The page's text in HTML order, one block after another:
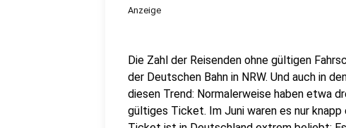
Anzeige
Die Zahl der Reisenden ohne gültigen
der Deutschen Bahn in NRW. Und auch in
diesen Trend: Normalerweise haben etwa
gültiges Ticket. Im Juni waren es nur